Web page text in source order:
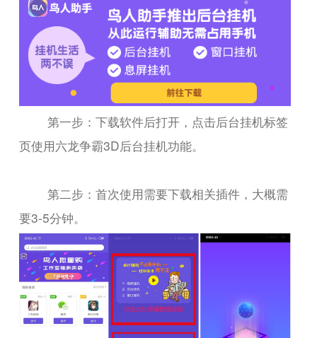
第一步：下载软件后打开，点击后台挂机标签
页使用六龙争霸3D后台挂机功能。
第二步：首次使用需要下载相关插件，大概需
要3-5分钟。